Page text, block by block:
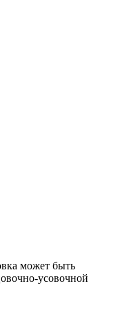
может быть
усовочной